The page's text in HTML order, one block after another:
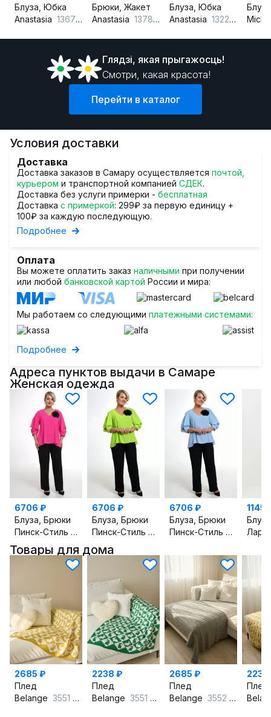
Блуза, Юбка
Anastasia 1367 синий
Брюки, Жакет
Anastasia 1378 сливочный
Блуза, Юбка
Anastasia 1322 бирюза
Глядзi, якая прыгажосць!
Смотри, какая красота!
Перейти в каталог
Условия доставки
Доставка
Доставка заказов в Самару осуществляется почтой,
курьером и транспортной компанией СДЕК.
Доставка без услуги примерки - бесплатная
Доставка с примеркой: 299₽ за первую единицу +
100₽ за каждую последующую.
Подробнее
Оплата
Вы можете оплатить заказ наличными при получении
или любой банковской картой России и мира:
Мы работаем со следующими платежными системами:
Подробнее
Адреса пунктов выдачи в Самаре
Женская одежда
6706 ₽
Блуза, Брюки
Пинск-Стиль162 розовый
6706 ₽
Блуза, Брюки
Пинск-Стиль162 салатовый
6706 ₽
Блуза, Брюки
Пинск-Стиль162 Ларс
Товары для дома
2685 ₽
Плед
Belange 3551 горчичный
2238 ₽
Плед
Belange 3551 зеленый
2685 ₽
Плед
Belange 3552 серый
2238
Плед